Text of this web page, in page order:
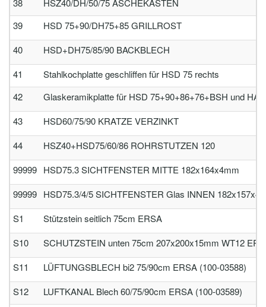
38
HSZ40/DH/50/75 ASCHEKASTEN
39
HSD 75+90/DH75+85 GRILLROST
40
HSD+DH75/85/90 BACKBLECH
41
Stahlkochplatte geschliffen für HSD 75 rechts
42
Glaskeramikplatte für HSD 75+90+86+76+BSH und HA
43
HSD60/75/90 KRATZE VERZINKT
44
HSZ40+HSD75/60/86 ROHRSTUTZEN 120
99999 HSD75.3 SICHTFENSTER MITTE 182x164x4mm
99999 HSD75.3/4/5 SICHTFENSTER Glas INNEN
S1
Stützstein seitlich 75cm ERSA
S10
SCHUTZSTEIN unten 75cm 207x200x15mm WT12
S11
LÜFTUNGSBLECH bi2 75/90cm ERSA (100-03588)
S12
LUFTKANAL Blech 60/75/90cm ERSA (100-03589)